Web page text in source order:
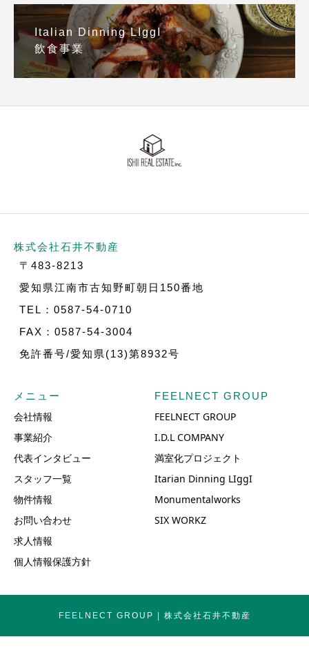
Italian Dinning LIggI
飲食事業
株式会社石井不動産
〒483-8213
愛知県江南市古知野町朝日150番地
TEL：0587-54-0710
FAX：0587-54-3004
免許番号/愛知県(13)第8932号
メニュー
会社情報
事業紹介
代表インタビュー
スタッフ一覧
物件情報
お問い合わせ
求人情報
個人情報保護方針
FEELNECT GROUP
FEELNECT GROUP
I.D.L COMPANY
満室化プロジェクト
Itarian Dinning LIggI
Monumentalworks
SIX WORKZ
FEELNECT GROUP | 株式会社石井不動産